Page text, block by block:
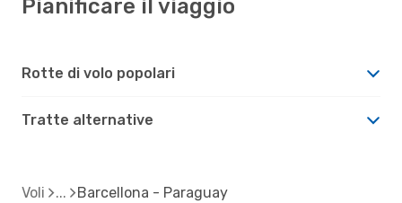
Pianificare il viaggio
Rotte di volo popolari
Tratte alternative
Voli Barcellona - Paraguay